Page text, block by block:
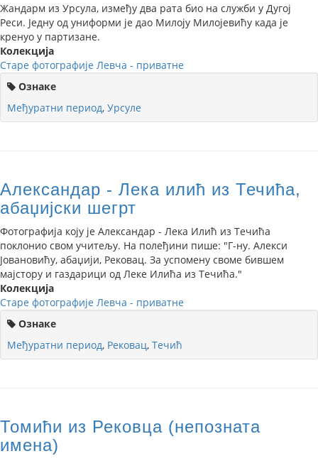
Жандарм из Урсула, између два рата био на служби у Дугој
Реси. Једну од униформи је дао Милоју Милојевићу када је
кренуо у партизане.
Колекција
Старе фотографије Левча - приватне
Ознаке
Међуратни период, Урсуле
Александар - Лека илић из Течића,
абаџијски шегрт
Фотографија коју је Александар - Лека Илић из Течића
поклонио свом учитељу. На полеђини пише: "Г-ну. Алекси
Јовановићу, абаџији, Рековац. За успомену своме бившем
мајстору и газдарици од Леке Илића из Течића."
Колекција
Старе фотографије Левча - приватне
Ознаке
Међуратни период, Рековац, Течић
Томићи из Рековца (непозната
имена)